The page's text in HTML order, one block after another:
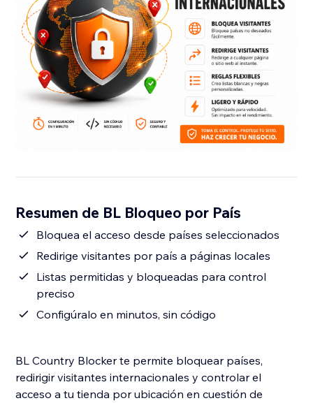
Resumen de BL Bloqueo por País
Bloquea el acceso desde países seleccionados
Redirige visitantes por país a páginas locales
Listas permitidas y bloqueadas para control
preciso
Configúralo en minutos, sin código
BL Country Blocker te permite bloquear países,
redirigir visitantes internacionales y controlar el
acceso a tu tienda por ubicación en cuestión de